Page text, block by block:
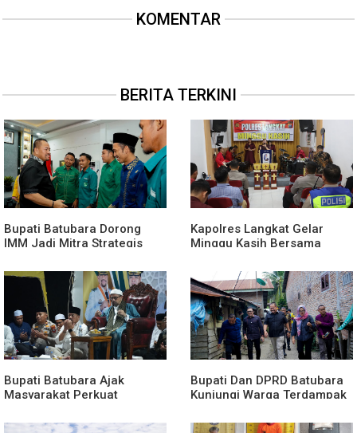
KOMENTAR
BERITA TERKINI
Bupati Batubara Dorong
IMM Jadi Mitra Strategis
Kapolres Langkat Gelar
Minggu Kasih Bersama
Bupati Batubara Ajak
Masyarakat Perkuat
Rasulullah
Bupati Dan DPRD Batubara
Kunjungi Warga Terdampak